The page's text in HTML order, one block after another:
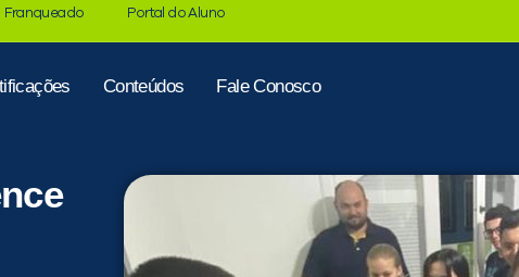
Franqueado Portal do Aluno
Conteúdos Fale Conosco